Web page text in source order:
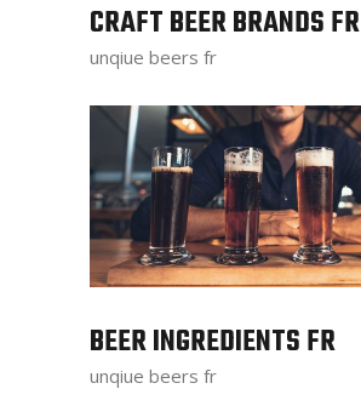
CRAFT BEER BRANDS FR
unqiue beers fr
BEER INGREDIENTS FR
unqiue beers fr